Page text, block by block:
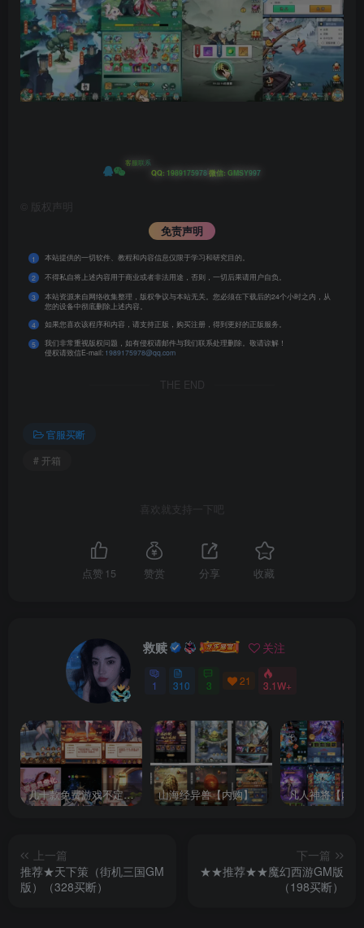
客服联系
QQ: 1989175978微信: GMSY997
版权声明
免责声明
1 本站提供的一切软件、教程和内容信息仅限于学习和研究目的。
2 不得私自将上述内容用于商业或者非法用途，否则，一切后果请用户自负。
3
本站资源来自网络收集整理，版权争议与本站无关。您必须在下载后的24个小时之内，从
您的设备中彻底删除上述内容。
4
如果您喜欢该程序和内容，请支持正版，购买注册，得到更好的正版服务。
5
我们非常重视版权问题，如有侵权请邮件与我们联系处理删除。敬请谅解！
侵权请致信E-mail: 1989175978@qq.com
THE END
官服买断
# 开箱
喜欢就支持一下吧
点赞 15 赞赏 分享 收藏
救赎 关注
1 310 3 21 3.1W+
几十款免费游戏不定时更新自行测试 山海经异兽【内购】 凡人神将【内
上一篇
推荐★天下策（街机三国GM
版）（328买断）
下一篇
★★推荐★★魔幻西游GM版
（198买断）